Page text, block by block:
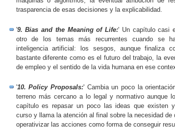
trasparencia de esas decisiones y la explicabilidad.
'9. Bias and the Meaning of Life:' Un capítulo casi
otro de los temas más recurrentes cuando se
inteligencia artificial: los sesgos, aunque finaliza
bastante diferente como es el futuro del trabajo, la
de empleo y el sentido de la vida humana en ese
'10. Policy Proposals:' Cambia un poco la
terreno más cercano a lo legal y normativo aunque
capítulo es repasar un poco las ideas que existen
curso y llama la atención al final sobre la necesidad de
operativizar las acciones como forma de conseguir